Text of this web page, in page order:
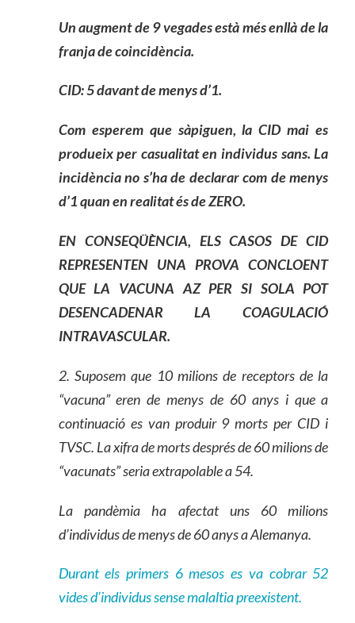
Un augment de 9 vegades està més enllà de la
franja de coincidència.
CID: 5davantde menys d’1.
Com esperem que sàpiguen, la CID mai es
produeix per casualitat en individus sans. La
incidència no s’ha de declarar com de menys
d’1 quan en realitat és de ZERO.
EN CONSEQÜÈNCIA, ELS CASOS DE CID
REPRESENTEN UNA PROVA CONCLOENT
QUE LA VACUNA AZ PER SI SOLA POT
DESENCADENAR LA COAGULACIÓ
INTRAVASCULAR.
2. Suposem que 10 milions de receptors de la
“vacuna” eren de menys de 60 anys i que a
continuació es van produir 9 morts per CID i
TVSC. La xifra de morts després de 60 milions de
“vacunats” seria extrapolable a 54.
La pandèmia ha afectatuns 60 milions
d’individus de menys de 60 anys a Alemanya.
Durant els primers 6 mesos es va cobrar 52
vides d’individus sense malaltia preexistent.